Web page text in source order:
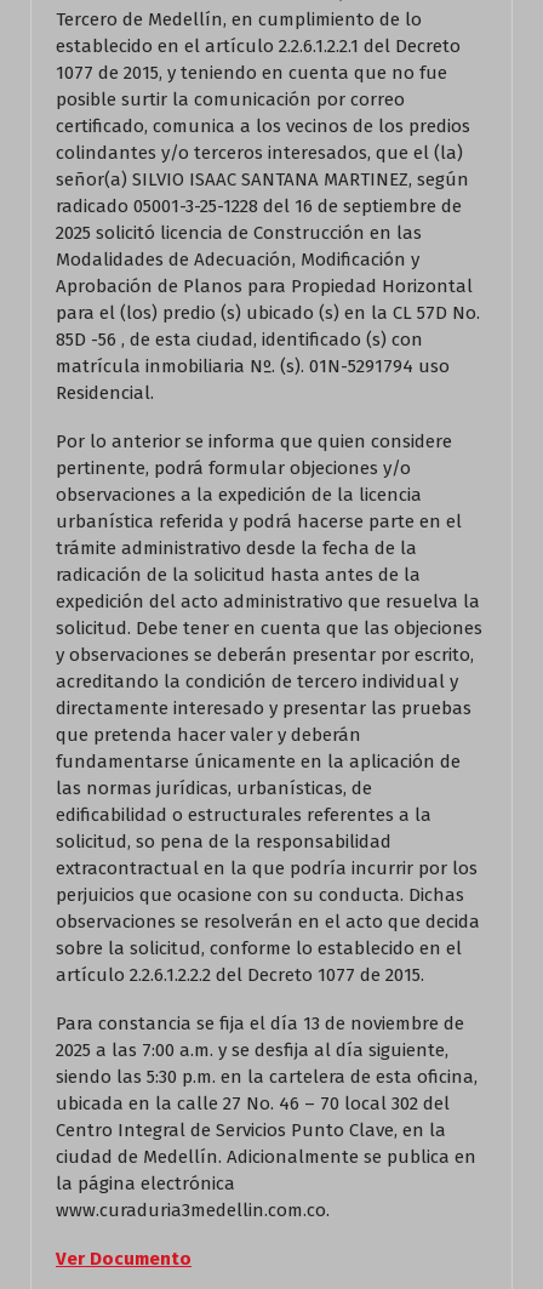
Tercero de Medellín, en cumplimiento de lo
establecido en el artículo 2.2.6.1.2.2.1 del Decreto
1077 de 2015, y teniendo en cuenta que no fue
posible surtir la comunicación por correo
certificado, comunica a los vecinos de los predios
colindantes y/o terceros interesados, que el (la)
señor(a) SILVIO ISAAC SANTANA MARTINEZ, según
radicado 05001-3-25-1228 del 16 de septiembre de
2025 solicitó licencia de Construcción en las
Modalidades de Adecuación, Modificación y
Aprobación de Planos para Propiedad Horizontal
para el (los) predio (s) ubicado (s) en la CL 57D No.
85D -56 , de esta ciudad, identificado (s) con
matrícula inmobiliaria Nº. (s). 01N-5291794 uso
Residencial.
Por lo anterior se informa que quien considere
pertinente, podrá formular objeciones y/o
observaciones a la expedición de la licencia
urbanística referida y podrá hacerse parte en el
trámite administrativo desde la fecha de la
radicación de la solicitud hasta antes de la
expedición del acto administrativo que resuelva la
solicitud. Debe tener en cuenta que las objeciones
y observaciones se deberán presentar por escrito,
acreditando la condición de tercero individual y
directamente interesado y presentar las pruebas
que pretenda hacer valer y deberán
fundamentarse únicamente en la aplicación de
las normas jurídicas, urbanísticas, de
edificabilidad o estructurales referentes a la
solicitud, so pena de la responsabilidad
extracontractual en la que podría incurrir por los
perjuicios que ocasione con su conducta. Dichas
observaciones se resolverán en el acto que decida
sobre la solicitud, conforme lo establecido en el
artículo 2.2.6.1.2.2.2 del Decreto 1077 de 2015.
Para constancia se fija el día 13 de noviembre de
2025 a las 7:00 a.m. y se desfija al día siguiente,
siendo las 5:30 p.m. en la cartelera de esta oficina,
ubicada en la calle 27 No. 46 – 70 local 302 del
Centro Integral de Servicios Punto Clave, en la
ciudad de Medellín. Adicionalmente se publica en
la página electrónica
www.curaduria3medellin.com.co.
Ver Documento